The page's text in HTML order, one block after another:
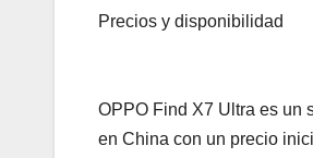
Precios y disponibilidad
OPPO Find X7 Ultra es un
en China con un precio